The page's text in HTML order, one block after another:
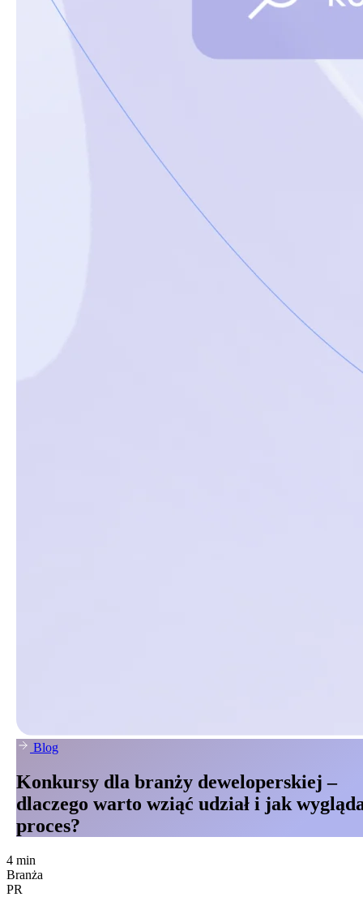
Blog
Konkursy dla branży deweloperskiej –
dlaczego warto wziąć udział i jak
proces?
4 min
Branża
PR